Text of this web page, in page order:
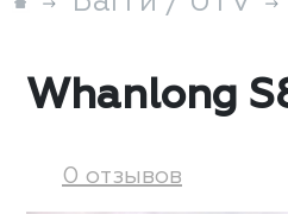
Whanlong
0 отзывов